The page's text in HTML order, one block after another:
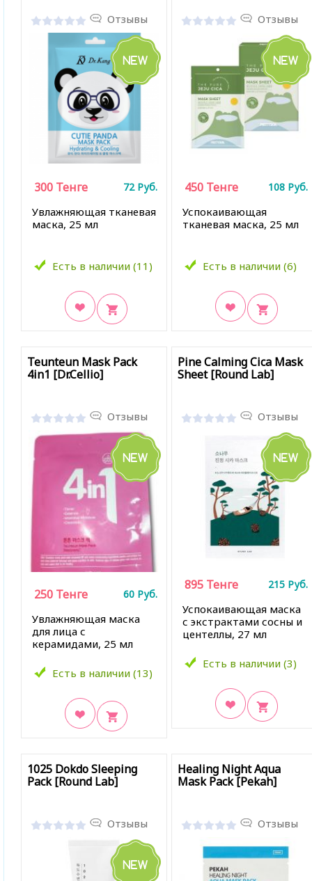
Отзывы
Увлажняющая тканевая
маска, 25 мл
Есть в наличии (11)
300 Тенге 72 Руб.
Отзывы
Успокаивающая
тканевая маска, 25 мл
Есть в наличии (6)
450 Тенге 108 Руб.
Teunteun Mask Pack
4in1 [Dr.Cellio]
Отзывы
Увлажняющая маска
для лица с
керамидами, 25 мл
Есть в наличии (13)
250 Тенге 60 Руб.
Pine Calming Cica Mask
Sheet [Round Lab]
Отзывы
Успокаивающая маска
с экстрактами сосны и
центеллы, 27 мл
Есть в наличии (3)
895 Тенге 215 Руб.
1025 Dokdo Sleeping
Pack [Round Lab]
Отзывы
Healing Night Aqua
Mask Pack [Pekah]
Отзывы